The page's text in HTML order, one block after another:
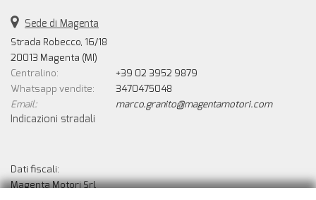
Sede di Magenta
Strada Robecco, 16/18
20013 Magenta (MI)
Centralino:
+39 02 3952 9879
Whatsapp vendite:
3470475048
Email:
marco.granito@magentamotori.com
Indicazioni stradali
Dati fiscali:
Magenta Motori Srl